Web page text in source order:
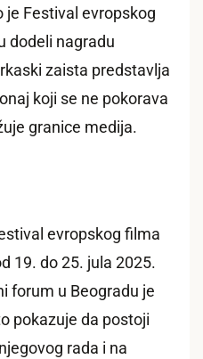
je Festival evropskog
dodeli nagradu
zaista predstavlja
koji se ne pokorava
granice medija.
evropskog filma
19. do 25. jula 2025.
forum u Beogradu je
pokazuje da postoji
rada i na